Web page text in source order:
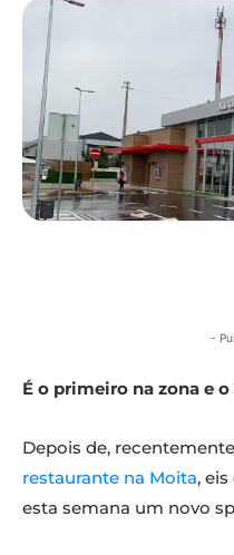
-
É o primeiro na zona e
Depois de,
restaurante na Moita, eis
esta semana um novo